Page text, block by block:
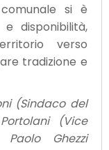
si è
disponibilità,
verso
tradizione e
(Sindaco del
(Vice
Ghezzi